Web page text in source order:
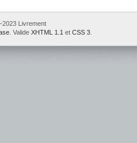
Livrement
. Valide XHTML 1.1 et CSS 3